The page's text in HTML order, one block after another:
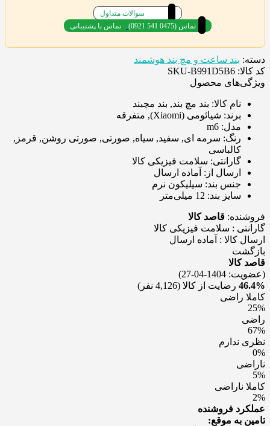
سوالات متداول
(0921 541 0475) تماس
تماس با پشتیبانی
دسته: بند ساعت و مچ بند هوشمند
کد کالا: SKU-B991D5B6
ویژگی‌های محصول
نام کالا: بند مچ بند, بند مچبند
برند: شیائومی (Xiaomi), متفرقه
مدل: m6
رنگ: سرمه ای, سفید, سیاه, صورتی, صورتی روشن, قرمز,
کالباسی
گارانتی: سلامت فیزیکی کالا
ارسال از: آماده ارسال
جنس بند: سیلیکون نرم
سایز بند: 12 میلی‌متر
فروشنده: قاصد کالا
گارانتی : سلامت فیزیکی کالا
ارسال کالا : آماده ارسال
بازگشت
قاصد کالا
(عضویت: 1404-04-27)
46.4% رضایت از کالا (4,126 نفر)
کاملا راضی
25%
راضی
67%
نظری ندارم
0%
ناراضی
5%
کاملا ناراضی
2%
عملکرد فروشنده
تامین به موقع: